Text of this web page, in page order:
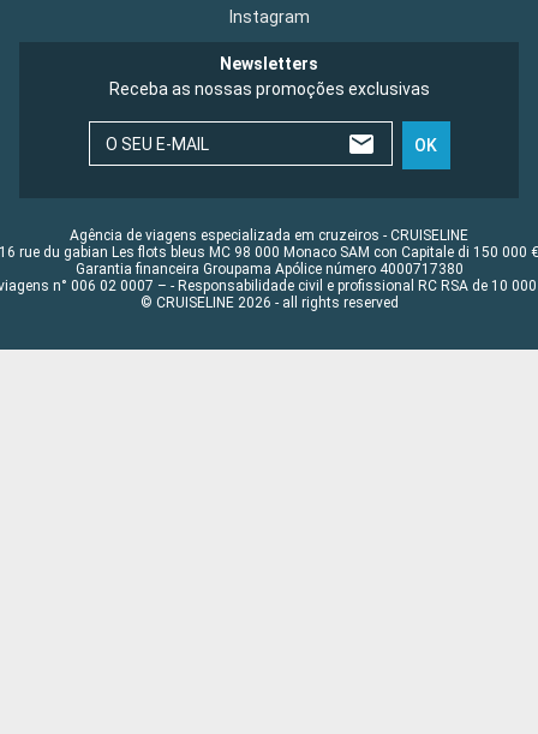
Instagram
Newsletters
Receba as nossas promoções exclusivas
O SEU E-MAIL OK
Agência de viagens especializada em cruzeiros - CRUISELINE
16 rue du gabian Les flots bleus MC 98 000 Monaco SAM con Capitale di 150 000 €
Garantia financeira Groupama Apólice número 4000717380
n° 006 02 0007 – - Responsabilidade civil e profissional RC RSA de 10 000
© CRUISELINE 2026 - all rights reserved